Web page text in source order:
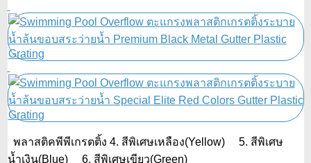
พลาสติคพีพีเกรตติ้ง 4. สีพิเศษเหลือง(Yellow) 5. สีพิเศษ
น้ำเงิน(Blue) 6. สีพิเศษเขียว(Green)